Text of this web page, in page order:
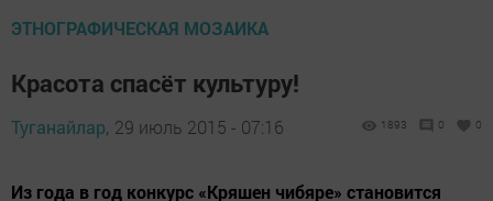
ЭТНОГРАФИЧЕСКАЯ МОЗАИКА
Красота спасёт культуру!
Туганайлар, 29 июль 2015 - 07:16 1893 0 0
Из года в год конкурс «Кряшен чибяре» становится